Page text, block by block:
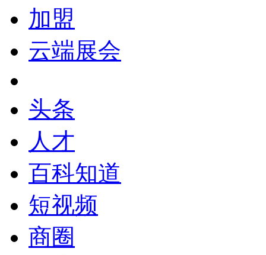
加盟
云端展会
头条
人才
百科知道
短视频
商圈